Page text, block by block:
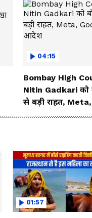
04:15
Bombay High
Nitin Gadkari को
से बड़ी राहत,
दिया आदेश
01:57